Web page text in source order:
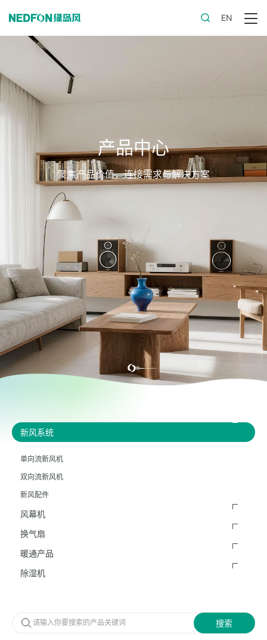
EN
产品中心
聚焦产品价值，连接需求与解决方案
新风系统
单向流新风机
双向流新风机
新风配件
风幕机
换气扇
暖通产品
除湿机